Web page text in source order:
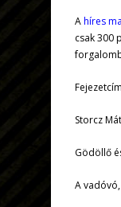
Ahíres
csak 300
Storcz
Gödöllő
A